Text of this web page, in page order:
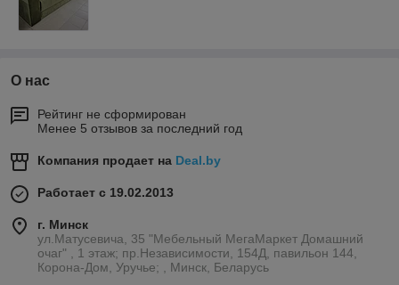
О нас
Рейтинг не сформирован
Менее 5 отзывов за последний год
Компания продает на Deal.by
Работает с 19.02.2013
г. Минск
ул.Матусевича, 35 "Мебельный МегаМаркет Домашний
очаг" , 1 этаж; пр.Независимости, 154Д, павильон 144,
Корона-Дом, Уручье; , Минск, Беларусь